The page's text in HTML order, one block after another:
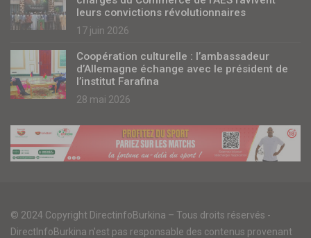
leurs convictions révolutionnaires
17 juin 2026
Coopération culturelle : l’ambassadeur
d’Allemagne échange avec le président de
l’institut Farafina
28 mai 2026
© 2024 Copyright DirectinfoBurkina – Tous droits réservés -
DirectInfoBurkina n'est pas responsable des contenus provenant